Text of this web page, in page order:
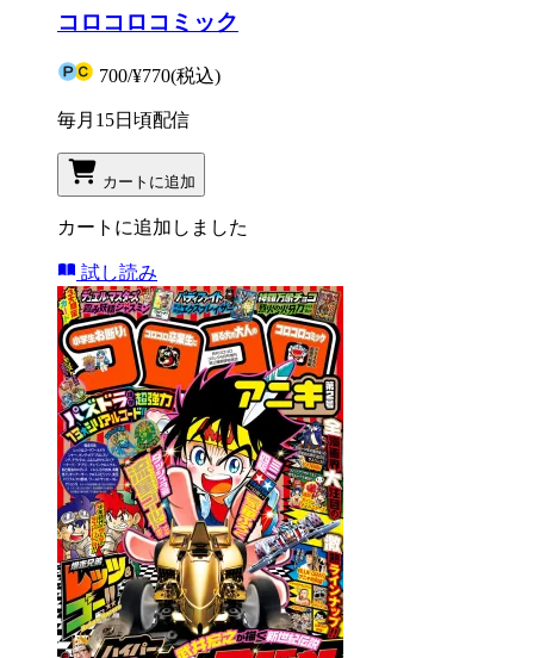
コロコロコミック
700/¥770(税込)
毎月15日頃配信
カートに追加
カートに追加しました
試し読み